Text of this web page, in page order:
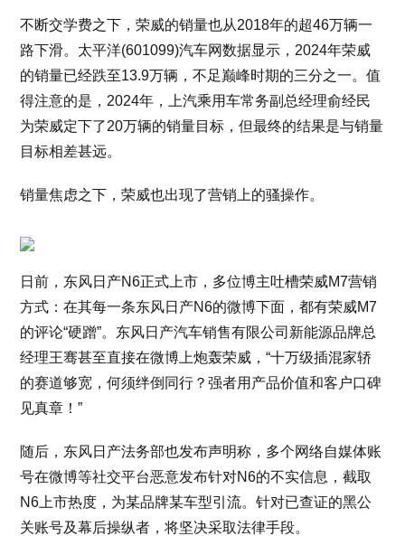
不断交学费之下，荣威的销量也从2018年的超46万辆一
路下滑。太平洋(601099)汽车网数据显示，2024年荣威
的销量已经跌至13.9万辆，不足巅峰时期的三分之一。值
得注意的是，2024年，上汽乘用车常务副总经理俞经民
为荣威定下了20万辆的销量目标，但最终的结果是与销量
目标相差甚远。
销量焦虑之下，荣威也出现了营销上的骚操作。
日前，东风日产N6正式上市，多位博主吐槽荣威M7营销
方式：在其每一条东风日产N6的微博下面，都有荣威M7
的评论“硬蹭”。东风日产汽车销售有限公司新能源品牌总
经理王骞甚至直接在微博上炮轰荣威，“十万级插混家轿
的赛道够宽，何须绊倒同行？强者用产品价值和客户口碑
见真章！”
随后，东风日产法务部也发布声明称，多个网络自媒体账
号在微博等社交平台恶意发布针对N6的不实信息，截取
N6上市热度，为某品牌某车型引流。针对已查证的黑公
关账号及幕后操纵者，将坚决采取法律手段。